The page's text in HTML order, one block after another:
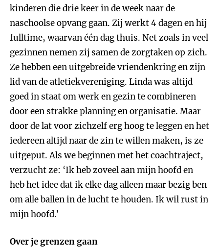
kinderen die drie keer in de week naar de
naschoolse opvang gaan. Zij werkt 4 dagen en hij
fulltime, waarvan één dag thuis. Net zoals in veel
gezinnen nemen zij samen de zorgtaken op zich.
Ze hebben een uitgebreide vriendenkring en zijn
lid van de atletiekvereniging. Linda was altijd
goed in staat om werk en gezin te combineren
door een strakke planning en organisatie. Maar
door de lat voor zichzelf erg hoog te leggen en het
iedereen altijd naar de zin te willen maken, is ze
uitgeput. Als we beginnen met het coachtraject,
verzucht ze: ‘Ik heb zoveel aan mijn hoofd en
heb het idee dat ik elke dag alleen maar bezig ben
om alle ballen in de lucht te houden. Ik wil rust in
mijn hoofd.’
Over je grenzen gaan